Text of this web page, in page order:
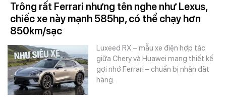
Trông rất Ferrari nhưng tên nghe như Lexus,
chiếc xe này mạnh 585hp, có thể chạy hơn
850km/sạc
Luxeed RX – mẫu xe điện hợp tác
giữa Chery và Huawei mang thiết kế
gợi nhớ Ferrari – chuẩn bị nhận đặt
hàng.